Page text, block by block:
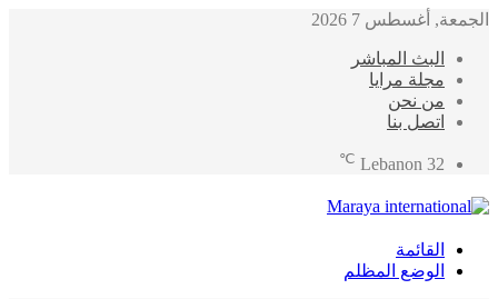
الجمعة, أغسطس 7 2026
البث المباشر
مجلة مرايا
من نحن
اتصل بنا
Lebanon 32
℃
القائمة
الوضع المظلم